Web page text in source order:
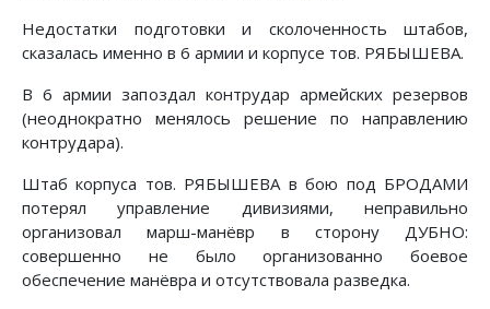
Недостатки подготовки и сколоченность штабов,
сказалась именно в 6 армии и корпусе тов. РЯБЫШЕВА.
В 6 армии запоздал контрудар армейских резервов
(неоднократно менялось решение по направлению
контрудара).
Штаб корпуса тов. РЯБЫШЕВА в бою под БРОДАМИ
потерял управление дивизиями, неправильно
организовал марш-манёвр в сторону ДУБНО:
совершенно не было организованно боевое
обеспечение манёвра и отсутствовала разведка.